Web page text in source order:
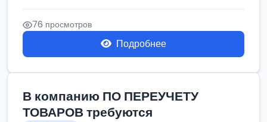
сбор зака...
76 просмотров
Подробнее
В компанию ПО ПЕРЕУЧЕТУ
ТОВАРОВ требуются